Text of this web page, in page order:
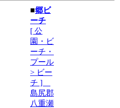
■郷ビ
ーチ
[ 公
園・ビ
ーチ・
プール
> ビー
チ ]
島尻郡
八重瀬